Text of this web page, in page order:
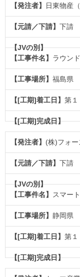
日東物産（
下請
ラウン
福島県
第１
(株)フォー
下請
スマー
静岡県
第１